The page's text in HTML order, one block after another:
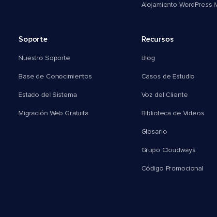
Alojamiento WordPress
Soporte
Nuestro Soporte
Base de Conocimientos
Estado del Sistema
Migración Web Gratuita
Recursos
Blog
Casos de Estudio
Voz del Cliente
Biblioteca de Videos
Glosario
Grupo Cloudways
Código Promocional